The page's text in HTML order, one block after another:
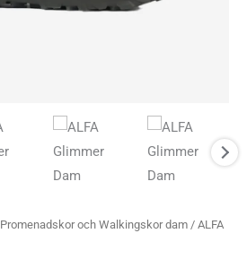
Promenadskor och Walkingskor dam / ALFA